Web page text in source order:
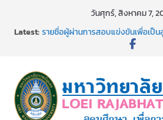
วันศุกร์, สิงหาคม 7,
Latest:รายชื่อผู้ผ่านการสอบแข่งขันเพื่อเป็น
สังกัดมหาวิทยาลัยราชภัฏเลย ด้วยเ
สนับสนุน สังกัดมหาวิทยาลัยราชภัฏเล
อธิการบดี มรภ.เลย ร่วมประชุมชี้แจ
ประจำปีงบประมาณ พ.ศ. 2570
ประกาศผู้ชนะการเสนอราคา จ้างท